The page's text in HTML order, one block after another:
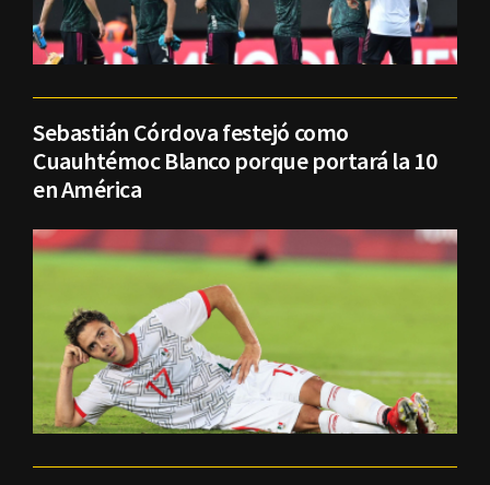
Sebastián Córdova festejó como
Cuauhtémoc Blanco porque portará la 10
en América